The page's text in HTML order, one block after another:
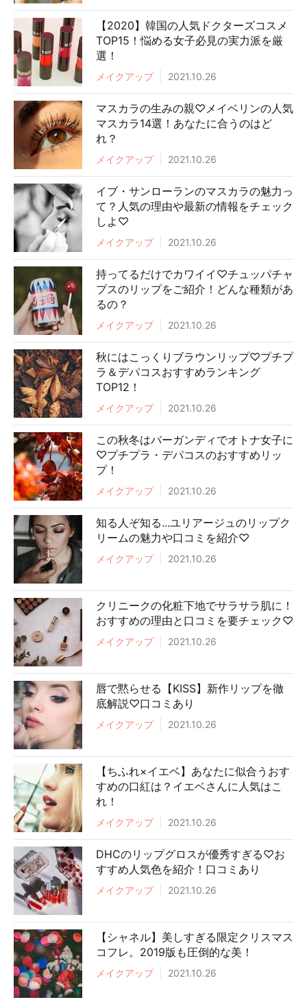
【2020】韓国の人気ドクターズコスメ
TOP15！悩める女子必見の実力派を厳
選！
メイクアップ 2021.10.26
マスカラの生みの親♡メイベリンの人気
マスカラ14選！あなたに合うのはど
れ？
メイクアップ 2021.10.26
イブ・サンローランのマスカラの魅力っ
て？人気の理由や最新の情報をチェック
しよ♡
メイクアップ 2021.10.26
持ってるだけでカワイイ♡チュッパチャ
プスのリップをご紹介！どんな種類があ
るの？
メイクアップ 2021.10.26
秋にはこっくりブラウンリップ♡プチプ
ラ＆デパコスおすすめランキング
TOP12！
メイクアップ 2021.10.26
この秋冬はバーガンディでオトナ女子に
♡プチプラ・デパコスのおすすめリッ
プ！
メイクアップ 2021.10.26
知る人ぞ知る...ユリアージュのリップク
リームの魅力や口コミを紹介♡
メイクアップ 2021.10.26
クリニークの化粧下地でサラサラ肌に！
おすすめの理由と口コミを要チェック♡
メイクアップ 2021.10.26
唇で黙らせる【KISS】新作リップを徹
底解説♡口コミあり
メイクアップ 2021.10.26
【ちふれ×イエベ】あなたに似合うおす
すめの口紅は？イエベさんに人気はこ
れ！
メイクアップ 2021.10.26
DHCのリップグロスが優秀すぎる♡お
すすめ人気色を紹介！口コミあり
メイクアップ 2021.10.26
【シャネル】美しすぎる限定クリスマス
コフレ。2019版も圧倒的な美！
メイクアップ 2021.10.26